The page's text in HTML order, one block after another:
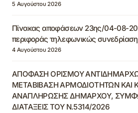
5 Αυγούστου 2026
Πίνακας αποφάσεων 23ης/04-08-
περιφοράς τηλεφωνικώς
4 Αυγούστου 2026
ΑΠΟΦΑΣΗ ΟΡΙΣΜΟΥ
ΜΕΤΑΒΙΒΑΣΗ ΑΡΜΟΔΙΟΤΗΤΩΝ ΚΑΙ
ΑΝΑΠΛΗΡΩΣΗΣ ΔΗΜΑΡΧΟΥ,
ΔΙΑΤΑΞΕΙΣ ΤΟΥ Ν.5314/2026